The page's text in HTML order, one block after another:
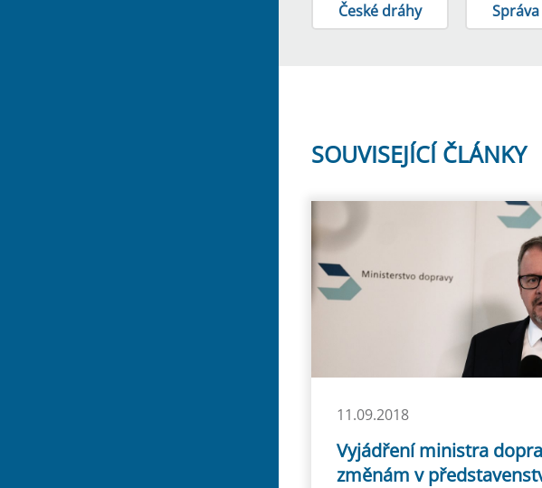
České dráhy
SOUVISEJÍCÍ ČLÁNKY
11.09.2018
Vyjádření ministra
změnám v